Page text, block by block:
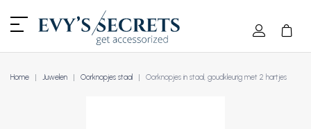
Home Juwelen Oorknopjes staal Oorknopjes in staal, goudkleurig met 2 hartjes